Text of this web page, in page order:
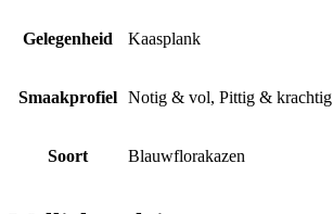
Gelegenheid Kaasplank
Smaakprofiel Notig & vol, Pittig & krachtig
Soort Blauwflorakazen